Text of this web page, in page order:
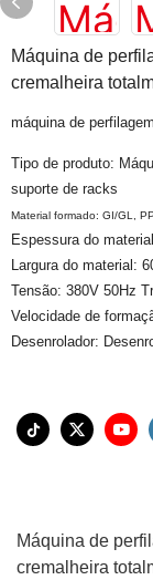
Máquina de
cremalheira
máquina de
Tipo de produto:
suporte de racks
Material formado: GI/GL,
Espessura do
Largura do material:
Tensão: 380V 50Hz
Velocidade de
Desenrolador:
Máquina de
cremalheira